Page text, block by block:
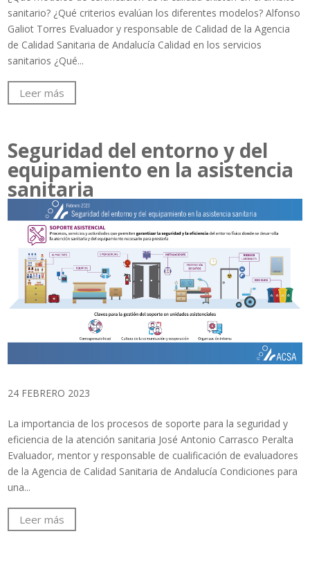
sanitario? ¿Qué criterios evalúan los diferentes modelos? Alfonso
Galiot Torres Evaluador y responsable de Calidad de la Agencia
de Calidad Sanitaria de Andalucía Calidad en los servicios
sanitarios ¿Qué...
Leer más
Seguridad del entorno y del
equipamiento en la asistencia
sanitaria
24 FEBRERO 2023
La importancia de los procesos de soporte para la seguridad y
eficiencia de la atención sanitaria José Antonio Carrasco Peralta
Evaluador, mentor y responsable de cualificación de evaluadores
de la Agencia de Calidad Sanitaria de Andalucía Condiciones para
una...
Leer más